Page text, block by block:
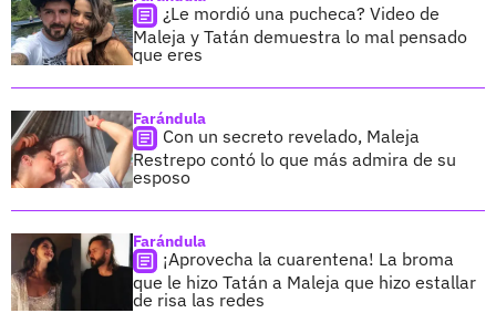
¿Le mordió una pucheca? Video de
Maleja y Tatán demuestra lo mal pensado
que eres
Farándula
Con un secreto revelado, Maleja
Restrepo contó lo que más admira de su
esposo
Farándula
¡Aprovecha la cuarentena! La broma
que le hizo Tatán a Maleja que hizo estallar
de risa las redes